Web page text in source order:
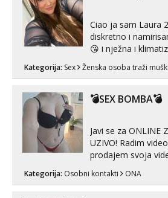
Ciao ja sam Laura
diskretno i
😘 i nježna i
Pusenje i gutanje
tijelu Iskljucivo neradim analni !!! I
Kategorija: Sex Ženska osoba traži
💣SEX BOMBA💣
Javi se za ONLINE
UZIVO! Radim videopozive, dopisivanja,
prodajem svoja videa i
Telegram.
Kategorija: Osobni kontakti ONA